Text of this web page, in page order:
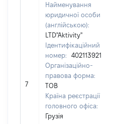
7
Найменування
юридичної особи
(англійською):
LTD"Aktivity"
Ідентифікаційний
номер:
402113921
Організаційно-
правова форма:
ТОВ
Країна реєстрації
головного офіса:
Грузія